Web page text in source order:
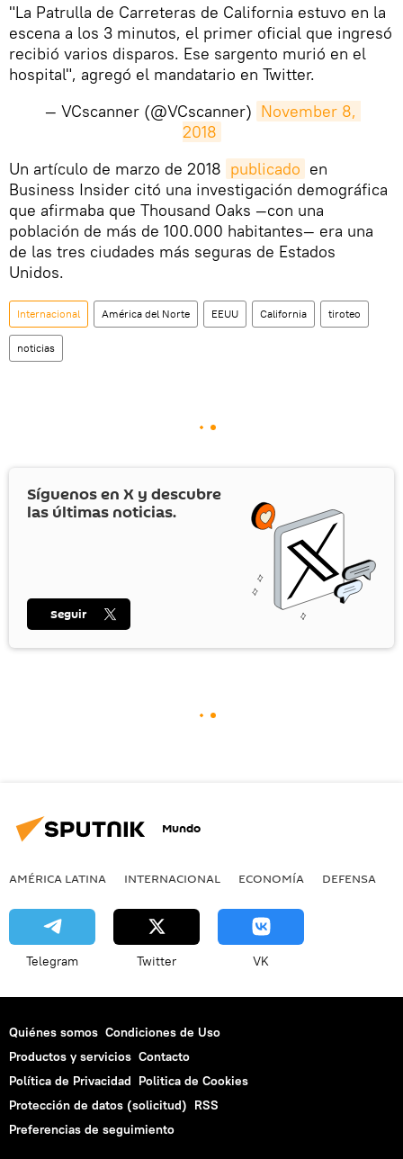
"La Patrulla de Carreteras de California estuvo en la
escena a los 3 minutos, el primer oficial que ingresó
recibió varios disparos. Ese sargento murió en el
hospital", agregó el mandatario en Twitter.
— VCscanner (@VCscanner) November 8,
2018
Un artículo de marzo de 2018 publicado en
Business Insider citó una investigación demográfica
que afirmaba que Thousand Oaks —con una
población de más de 100.000 habitantes— era una
de las tres ciudades más seguras de Estados
Unidos.
Internacional América del Norte EEUU California tiroteo
noticias
Síguenos en X y descubre
las últimas noticias.
Seguir
Mundo
AMÉRICA LATINA INTERNACIONAL ECONOMÍA DEFENSA
Telegram Twitter VK
Quiénes somos Condiciones de Uso
Productos y servicios Contacto
Política de Privacidad Politica de Cookies
Protección de datos (solicitud) RSS
Preferencias de seguimiento